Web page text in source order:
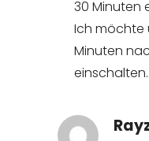
30 Minuten
Ich möchte
Minuten
einschalten.